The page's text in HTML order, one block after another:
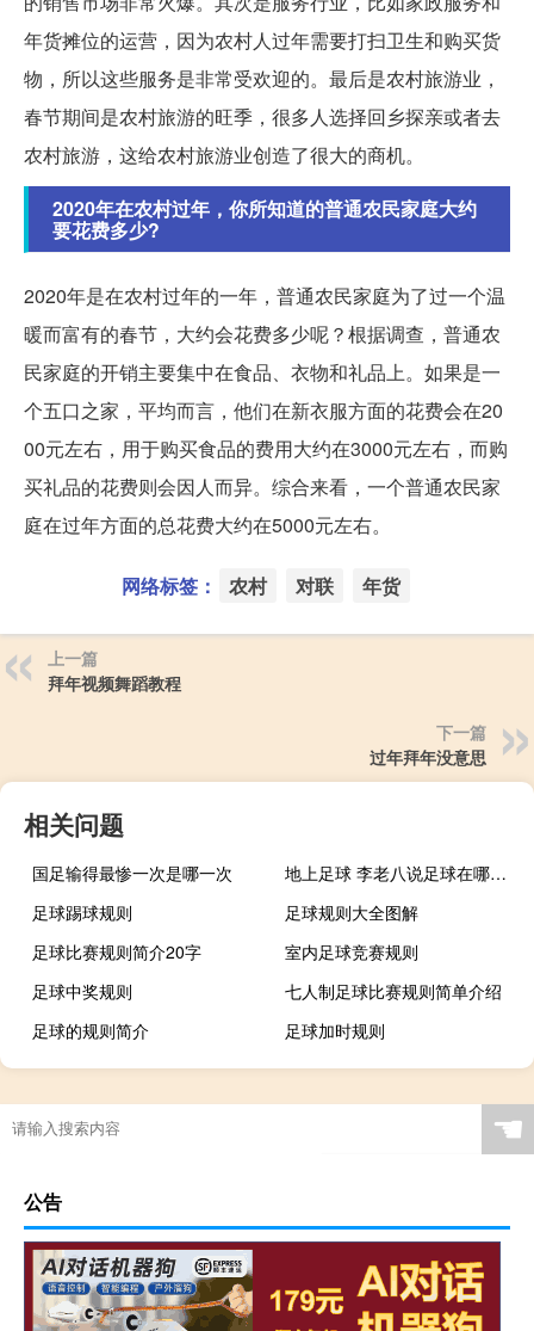
年货摊位的运营，因为农村人过年需要打扫卫生和购买货
物，所以这些服务是非常受欢迎的。最后是农村旅游业，
春节期间是农村旅游的旺季，很多人选择回乡探亲或者去
农村旅游，这给农村旅游业创造了很大的商机。
2020年在农村过年，你所知道的普通农民家庭大约
要花费多少?
2020年是在农村过年的一年，普通农民家庭为了过一个温
暖而富有的春节，大约会花费多少呢？根据调查，普通农
民家庭的开销主要集中在食品、衣物和礼品上。如果是一
个五口之家，平均而言，他们在新衣服方面的花费会在20
00元左右，用于购买食品的费用大约在3000元左右，而购
买礼品的花费则会因人而异。综合来看，一个普通农民家
庭在过年方面的总花费大约在5000元左右。
网络标签： 农村 对联 年货
上一篇
拜年视频舞蹈教程
下一篇
过年拜年没意思
相关问题
国足输得最惨一次是哪一次
地上足球 李老八说足球在哪看什么梗
足球踢球规则
足球规则大全图解
足球比赛规则简介20字
室内足球竞赛规则
足球中奖规则
七人制足球比赛规则简单介绍
足球的规则简介
足球加时规则
踢足球的比赛规则
五人制足球 规则
最新足球规则
足球小场规则
足球规则详解
3077什么梗
足球守门员用手的规则
阿尔萨德足球俱乐部
几点啥时候过年
88tv足球直播
“父老争言雨水匀”的出处是哪里
☚
公告